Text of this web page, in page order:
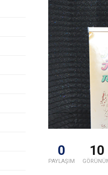
0
PAYLAŞIM
10